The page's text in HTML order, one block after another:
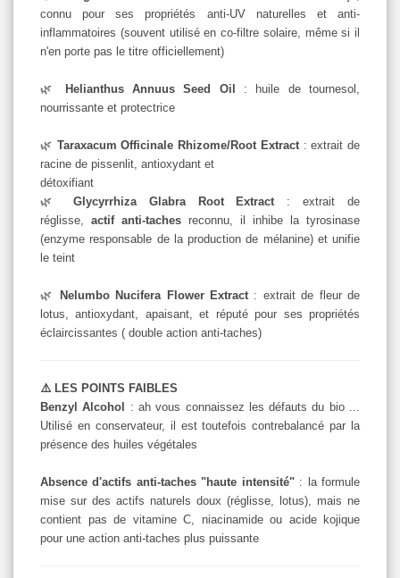
connu pour ses propriétés anti-UV naturelles et anti-
inflammatoires (souvent utilisé en co-filtre solaire, même si il
n'en porte pas le titre officiellement)
🌿 Helianthus Annuus Seed Oil : huile de tournesol,
nourrissante et protectrice
🌿 Taraxacum Officinale Rhizome/Root Extract: extrait de
racine de pissenlit, antioxydant et
détoxifiant
🌿 Glycyrrhiza Glabra Root Extract : extrait de
réglisse, actif anti-taches reconnu, il inhibe la tyrosinase
(enzyme responsable de la production de mélanine) et unifie
le teint
🌿 Nelumbo Nucifera Flower Extract : extrait de fleur de
lotus, antioxydant, apaisant, et réputé pour ses propriétés
éclaircissantes ( double action anti-taches)
⚠️ LES POINTS FAIBLES
Benzyl Alcohol : ah vous connaissez les défauts du bio ...
Utilisé en conservateur, il est toutefois contrebalancé par la
présence des huiles végétales
Absence d'actifs anti-taches "haute intensité": la formule
mise sur des actifs naturels doux (réglisse, lotus), mais ne
contient pas de vitamine C, niacinamide ou acide kojique
pour une action anti-taches plus puissante